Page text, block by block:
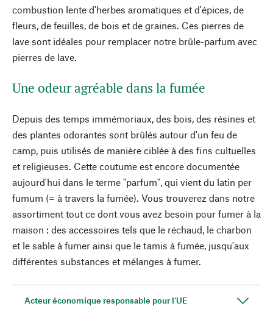
combustion lente d'herbes aromatiques et d'épices, de
fleurs, de feuilles, de bois et de graines. Ces pierres de
lave sont idéales pour remplacer notre brûle-parfum avec
pierres de lave.
Une odeur agréable dans la fumée
Depuis des temps immémoriaux, des bois, des résines et
des plantes odorantes sont brûlés autour d'un feu de
camp, puis utilisés de manière ciblée à des fins cultuelles
et religieuses. Cette coutume est encore documentée
aujourd'hui dans le terme "parfum", qui vient du latin per
fumum (= à travers la fumée). Vous trouverez dans notre
assortiment tout ce dont vous avez besoin pour fumer à la
maison : des accessoires tels que le réchaud, le charbon
et le sable à fumer ainsi que le tamis à fumée, jusqu'aux
différentes substances et mélanges à fumer.
Acteur économique responsable pour l'UE